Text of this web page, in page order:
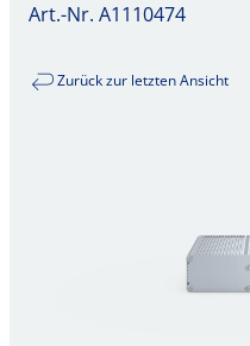
Art.-Nr. A1110474
Zurück zur letzten Ansicht